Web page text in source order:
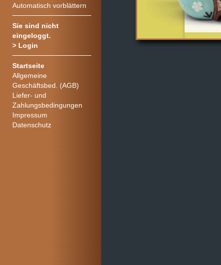
Automatisch vorblättern
Sie sind nicht
eingeloggt.
> Login
Startseite
Allgemeine
Geschäftsbed. (AGB)
Liefer- und
Zahlungsbedingungen
Impressum
Datenschutz